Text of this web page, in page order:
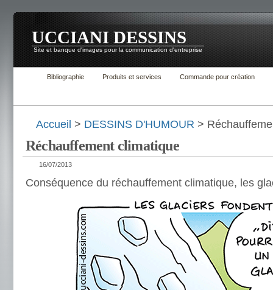
UCCIANI DESSINS
Site et banque d'images pour la communication d'entreprise
Bibliographie Produits et services Commande pour création
Accueil > DESSINS D'HUMOUR >
Réchauffement climatique
16/07/2013
Conséquence du réchauffement climatique, les